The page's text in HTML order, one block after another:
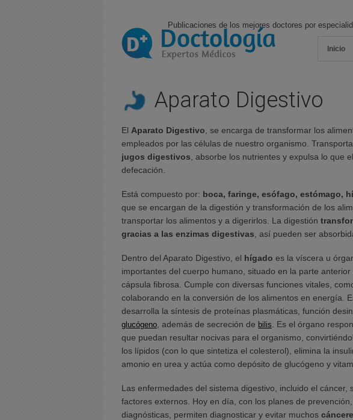
Publicaciones de los mejores doctores por
Inicio
Aparato Digestivo
El Aparato Digestivo , se encarga de transformar los
empleados por las células de nuestro organismo.
jugos digestivos , absorbe los nutrientes y expulsa lo que
defecación.
Está compuesto por: boca, faringe, esófago, estómago,
que se encargan de la digestión y transformación de los
transportar los alimentos y a digerirlos. La digestión
gracias a las enzimas digestivas , así pueden ser
Dentro del Aparato Digestivo, el hígado es la víscera u
importantes del cuerpo humano, situado en la parte
cápsula fibrosa. Cumple con diversas funciones vitales,
colaborando en la conversión de los alimentos en energía.
desarrolla la síntesis de proteínas plasmáticas, función
glucógeno , además de secreción de bilis . Es el órgano
que puedan resultar nocivas para el organismo,
los lípidos (con lo que sintetiza el colesterol), elimina la
amonio en urea y actúa como depósito de glucógeno y
Las enfermedades del sistema digestivo, incluido el
factores externos. Hoy en día, con los planes de
diagnósticas, permiten diagnosticar y evitar muchos